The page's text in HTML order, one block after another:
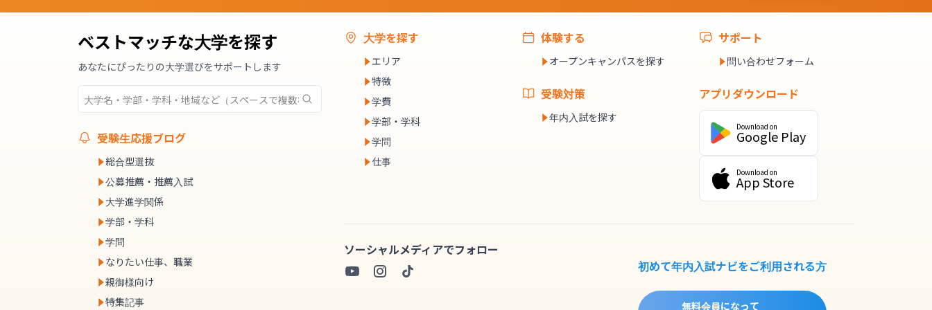
ベストマッチな大学を探す
あなたにぴったりの大学選びをサポートします
受験生応援ブログ
総合型選抜
公募推薦・推薦入試
大学進学関係
学部・学科
学問
なりたい仕事、職業
親御様向け
特集記事
大学を探す
エリア
特徴
学費
学部・学科
学問
仕事
体験する
オープンキャンパスを探す
受験対策
年内入試を探す
サポート
問い合わせフォーム
アプリダウンロード
Download on
Google Play
Download on
App Store
ソーシャルメディアでフォロー
初めて年内入試ナビをご利用される方
無料会員になって